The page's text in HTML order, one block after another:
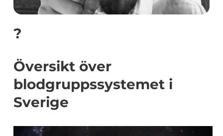
?
Översikt över
blodgruppssystemet i
Sverige